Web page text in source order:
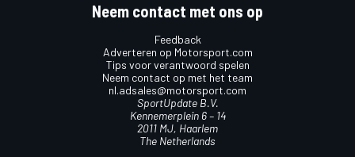
Neem contact met ons op
Feedback
Adverteren op Motorsport.com
Tips voor verantwoord spelen
Neem contact op met het team
nl.adsales@motorsport.com
SportUpdate B.V.
Kennemerplein 6 – 14
2011 MJ, Haarlem
The Netherlands